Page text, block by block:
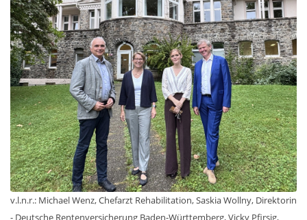
v.l.n.r.: Michael Wenz, Chefarzt Rehabilitation, Saskia Wollny, Direktorin
- Deutsche Rentenversicherung Baden-Württemberg, Vicky Pfirsig,